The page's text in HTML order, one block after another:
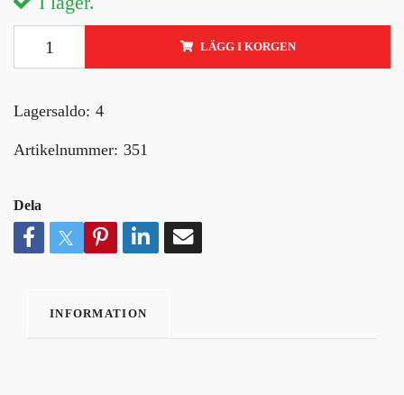
LÄGG I KORGEN
Lagersaldo: 4
Artikelnummer: 351
Dela
INFORMATION